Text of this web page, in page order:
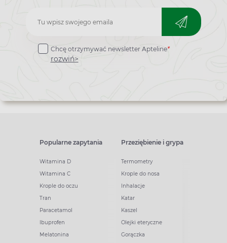
Zapisz
do
newslettera
Chcę otrzymywać newsletter Apteline*
rozwiń>
Popularne zapytania
Witamina D
Witamina C
Krople do oczu
Tran
Paracetamol
Ibuprofen
Melatonina
Przeziębienie i grypa
Termometry
Krople do nosa
Inhalacje
Katar
Kaszel
Olejki eteryczne
Gorączka